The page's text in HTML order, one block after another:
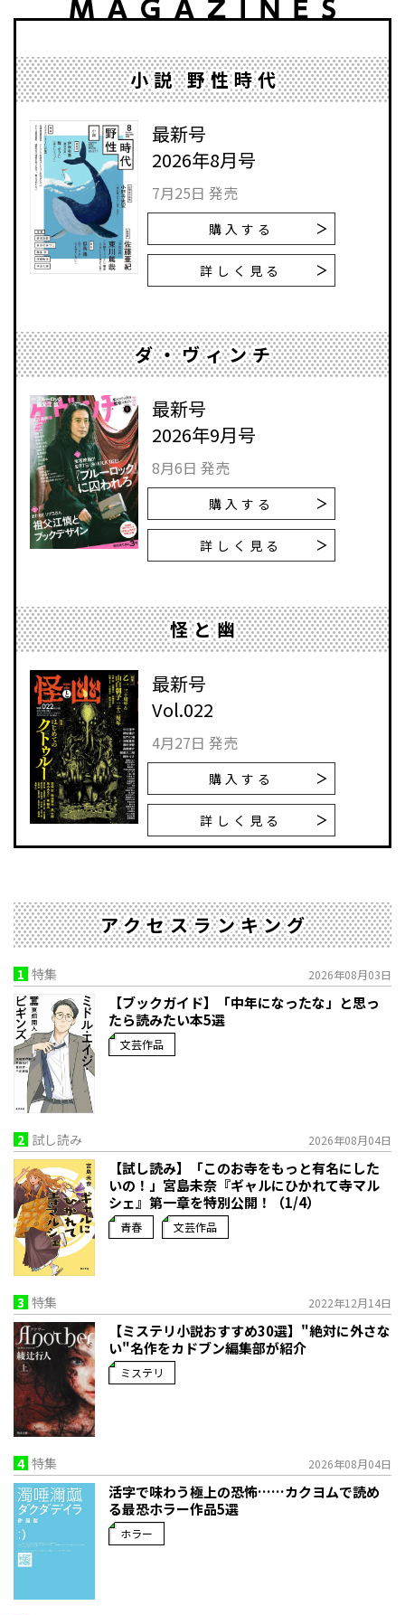
小説 野性時代
最新号
2026年8月号
7月25日 発売
購入する
詳しく見る
ダ・ヴィンチ
最新号
2026年9月号
8月6日 発売
購入する
詳しく見る
怪と幽
最新号
Vol.022
4月27日 発売
購入する
詳しく見る
アクセスランキング
1 特集 2026年08月03日
【ブックガイド】「中年になったな」と思っ
たら読みたい本5選
文芸作品
2 試し読み 2026年08月04日
【試し読み】「このお寺をもっと有名にした
いの！」宮島未奈『ギャルにひかれて寺マル
シェ』第一章を特別公開！（1/4）
青春 文芸作品
3 特集 2022年12月14日
【ミステリ小説おすすめ30選】"絶対に外さな
い"名作をカドブン編集部が紹介
ミステリ
4 特集 2026年08月04日
活字で味わう極上の恐怖……カクヨムで読め
る最恐ホラー作品5選
ホラー